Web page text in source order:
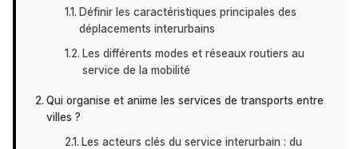
Définir les caractéristiques principales des
déplacements interurbains
Les différents modes et réseaux routiers au
service de la mobilité
Qui organise et anime les services de transports entre
villes ?
Les acteurs clés du service interurbain : du